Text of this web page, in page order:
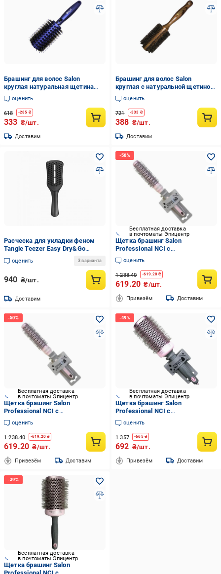
Брашинг для волос Salon
круглая натуральная щетина
(B9575G)
оценить
618 -285 ₴
333 ₴/шт.
Доставим
Брашинг для волос Salon
круглая с натуральной щетиной
(2271-FM)
оценить
721 -333 ₴
388 ₴/шт.
Доставим
Расческа для укладки феном
Tangle Teezer Easy Dry&Go
Черный (10967932)
оценить 3 варианта
940 ₴/шт.
Доставим
Бесплатная доставка
в почтоматы Эпицентр
Щетка брашинг Salon
Professional NCI с
керамическим покрытием и
ионизацией 20 мм Розовый
(2749806735)
оценить
1 238.40 -619.20₴
619.20 ₴/шт.
Привезём Доставим
Бесплатная доставка
в почтоматы Эпицентр
Щетка брашинг Salon
Professional NCI с
керамическим покрытием и
ионизацией 20 мм Розовый
(2749709893)
оценить
1 238.40 -619.20 ₴
619.20 ₴/шт.
Привезём Доставим
Бесплатная доставка
в почтоматы Эпицентр
Щетка брашинг Salon
Professional NCI с
керамическим покрытием и
ионизацией 43 мм Розовый
(2749838837)
оценить
1 357 -665₴
692 ₴/шт.
Привезём Доставим
Бесплатная доставка
в почтоматы Эпицентр
Щетка брашинг Salon